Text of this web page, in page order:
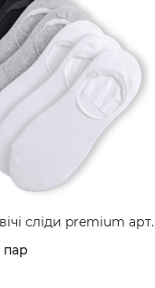
сліди premium арт.
пар